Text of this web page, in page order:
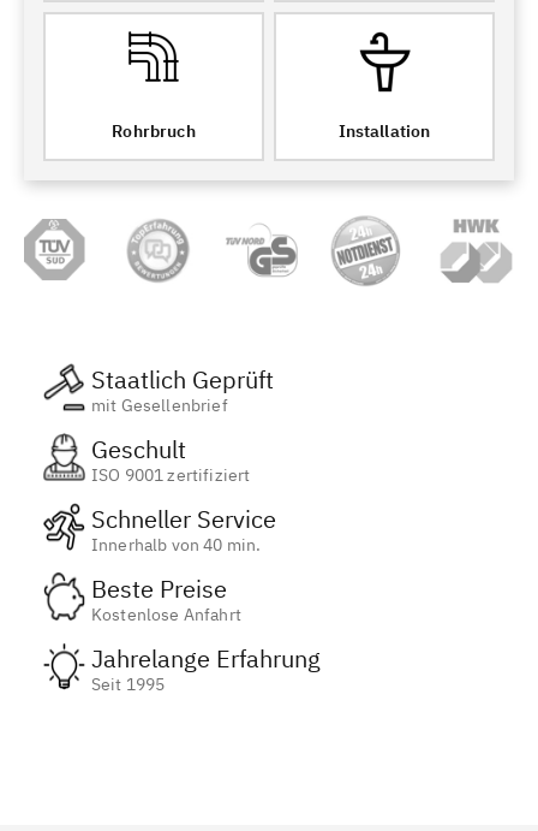
Rohrbruch Installation
Staatlich Geprüft
mit Gesellenbrief
Geschult
ISO 9001 zertifiziert
Schneller Service
Innerhalb von 40 min.
Beste Preise
Kostenlose Anfahrt
Jahrelange Erfahrung
Seit 1995